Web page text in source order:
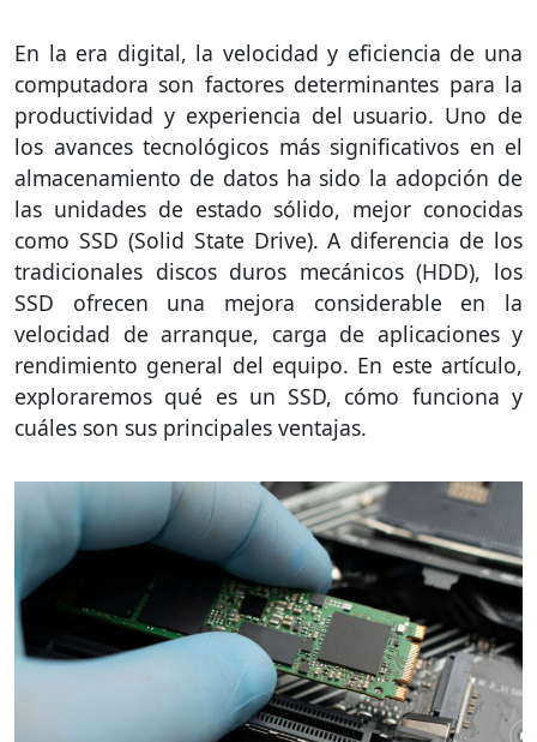
En la era digital, la velocidad y eficiencia de una
computadora son factores determinantes para la
productividad y experiencia del usuario. Uno de
los avances tecnológicos más significativos en el
almacenamiento de datos ha sido la adopción de
las unidades de estado sólido, mejor conocidas
como SSD (Solid State Drive). A diferencia de los
tradicionales discos duros mecánicos (HDD), los
SSD ofrecen una mejora considerable en la
velocidad de arranque, carga de aplicaciones y
rendimiento general del equipo. En este artículo,
exploraremos qué es un SSD, cómo funciona y
cuáles son sus principales ventajas.